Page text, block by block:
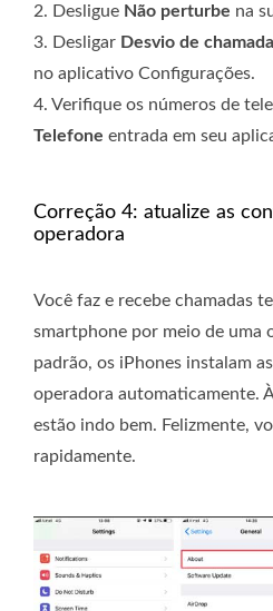
2. Desligue Não perturbe na
3. Desligar Desvio de
no aplicativo Configurações.
4. Verifique os números de
Telefone entrada em seu
Correção 4: atualize as
operadora
Você faz e recebe chamadas
smartphone por meio de uma
padrão, os iPhones instalam
operadora automaticamente.
estão indo bem. Felizmente,
rapidamente.